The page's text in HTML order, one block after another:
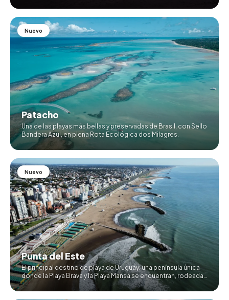
Nuevo
Patacho
Una de las playas más bellas y preservadas de Brasil, con Sello
Bandera Azul, en plena Rota Ecológica dos Milagres.
Nuevo
Punta del Este
El principal destino de playa de Uruguay: una península única
donde la Playa Brava y la Playa Mansa se encuentran, rodeadas
de gastronomía, naturaleza y exclusividad.